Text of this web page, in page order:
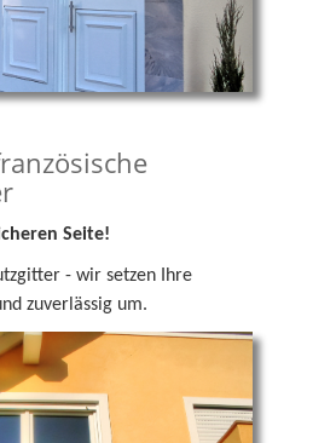
Seite!
- wir setzen Ihre
zuverlässig um.